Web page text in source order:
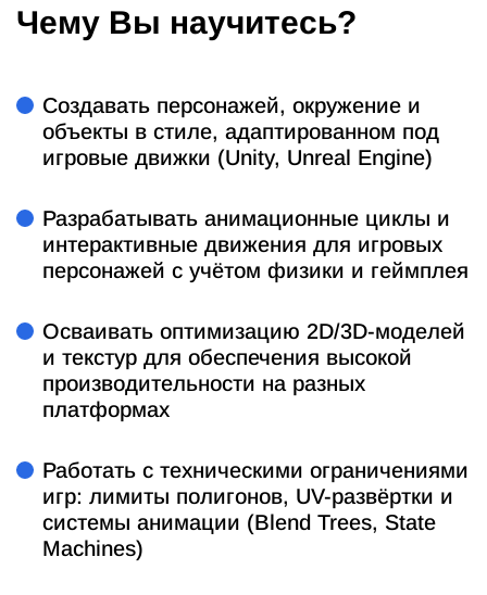
Чему Вы научитесь?
Создавать персонажей, окружение и
объекты в стиле, адаптированном под
игровые движки (Unity, Unreal Engine)
Разрабатывать анимационные циклы и
интерактивные движения для игровых
персонажей с учётом физики и геймплея
Осваивать оптимизацию 2D/3D-моделей
и текстур для обеспечения высокой
производительности на разных
платформах
Работать с техническими ограничениями
игр: лимиты полигонов, UV-развёртки и
системы анимации (Blend Trees, State
Machines)